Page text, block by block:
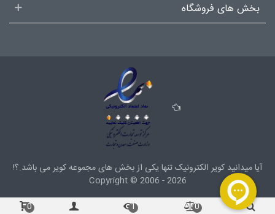
بخش های فروشگاه
آیا میدانید کویر الکترونیک تنها یکی از بخش هایمجموعه کویرمی باشد.؟!
Copyright © 2006 - 2026
0
1
0